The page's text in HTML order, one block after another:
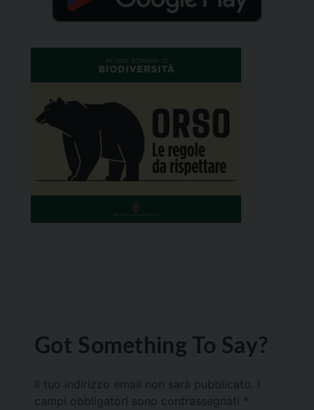
Got Something To Say?
Il tuo indirizzo email non sarà pubblicato.
campi obbligatori sono contrassegnati *